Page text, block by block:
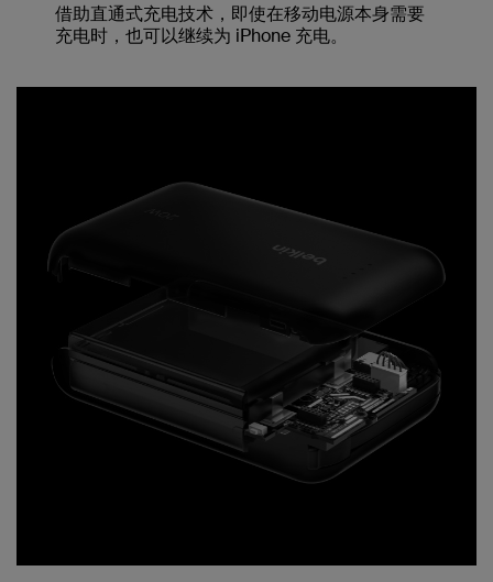
借助直通式充电技术，即使在移动电源本身需要
充电时，也可以继续为 iPhone 充电。